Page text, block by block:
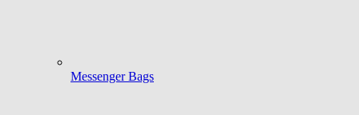
Messenger Bags